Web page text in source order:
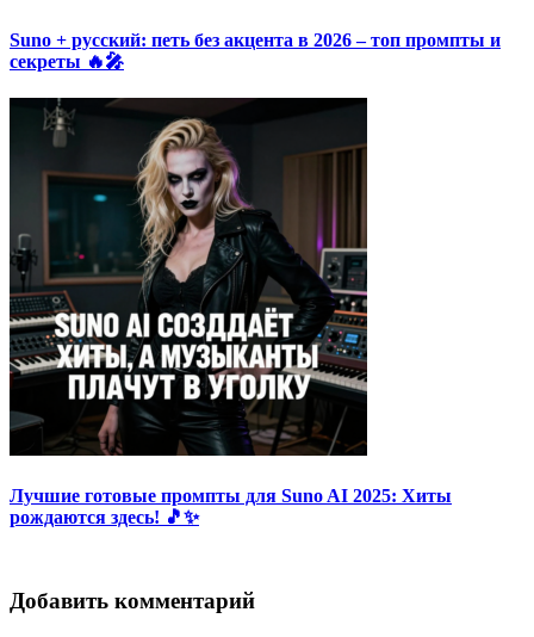
Suno + русский: петь без акцента в 2026 – топ промпты и
секреты 🔥🎤
Лучшие готовые промпты для Suno AI 2025: Хиты
рождаются здесь! 🎵✨
Добавить комментарий